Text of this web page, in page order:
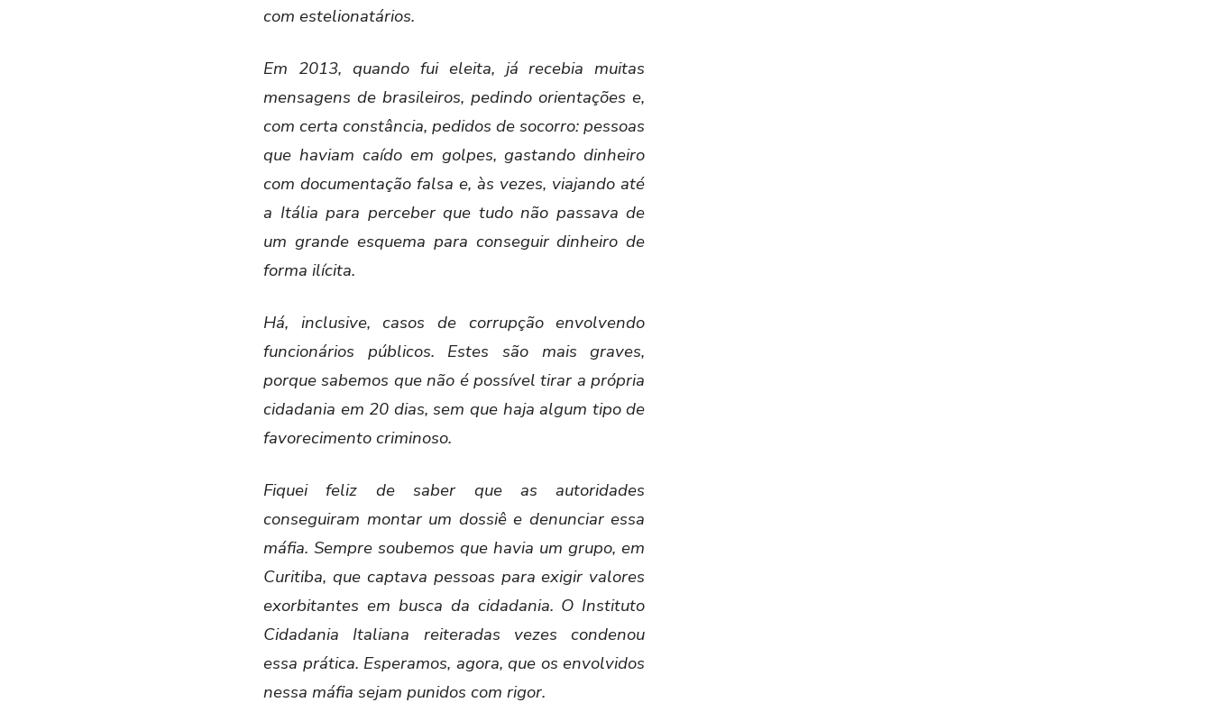
com estelionatários.
Em 2013, quando fui eleita, já recebia muitas
mensagens de brasileiros, pedindo orientações e,
com certa constância, pedidos de socorro: pessoas
que haviam caído em golpes, gastando dinheiro
com documentação falsa e, às vezes, viajando até
a Itália para perceber que tudo não passava de
um grande esquema para conseguir dinheiro de
forma ilícita.
Há, inclusive, casos de corrupção envolvendo
funcionários públicos. Estes são mais graves,
porque sabemos que não é possível tirar a própria
cidadania em 20 dias, sem que haja algum tipo de
favorecimento criminoso.
Fiquei feliz de saber que as autoridades
conseguiram montar um dossiê e denunciar essa
máfia. Sempre soubemos que havia um grupo, em
Curitiba, que captava pessoas para exigir valores
exorbitantes em busca da cidadania. O Instituto
Cidadania Italiana reiteradas vezes condenou
essa prática. Esperamos, agora, que os envolvidos
nessa máfia sejam punidos com rigor.